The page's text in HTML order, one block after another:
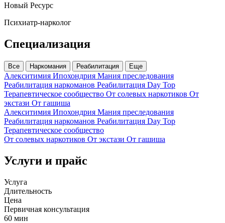
Новый Ресурс
Психиатр‑нарколог
Специализация
Все Наркомания Реабилитация Еще
Алекситимия Ипохондрия Мания преследования
Реабилитация наркоманов Реабилитация Day Top
Терапевтическое сообщество От солевых наркотиков От
экстази От гашиша
Алекситимия Ипохондрия Мания преследования
Реабилитация наркоманов Реабилитация Day Top
Терапевтическое сообщество
От солевых наркотиков От экстази От гашиша
Услуги и прайс
Услуга
Длительность
Цена
Первичная консультация
60 мин